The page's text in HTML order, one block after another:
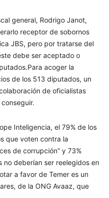
general, Rodrigo Janot,
receptor de sobornos
JBS, pero por tratarse del
debe ser aceptado o
acoger la
de los 513 diputados, un
de oficialistas
Inteligencia, el 79% de los
que voten contra la
de corrupción” y 73%
no deberían ser reelegidos en
a favor de Temer es un
de la ONG Avaaz, que